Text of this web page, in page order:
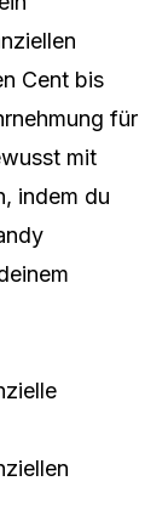
Cent bis
für
mit
indem du